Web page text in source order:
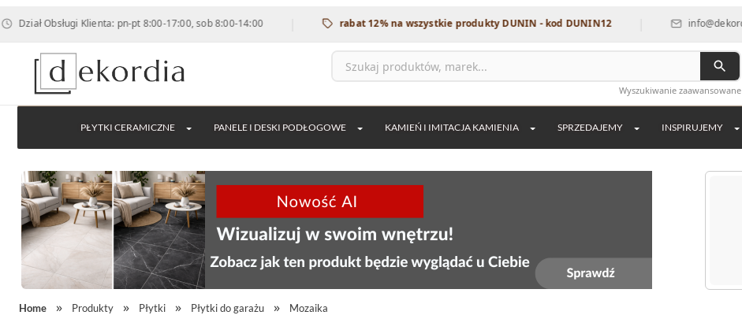
Obsługi Klienta: pn-pt 8:00-17:00, sob 8:00-14:00 | rabat 12% na wszystkie produkty DUNIN - kod DUNIN12 | info@dekordia.pl
Wyszukiwanie zaawansowane
PŁYTKI CERAMICZNE PANELE I DESKI PODŁOGOWE KAMIEŃ I IMITACJA KAMIENIA SPRZEDAJEMY INSPIRUJEMY
Home Produkty Płytki Płytki do garażu Mozaika